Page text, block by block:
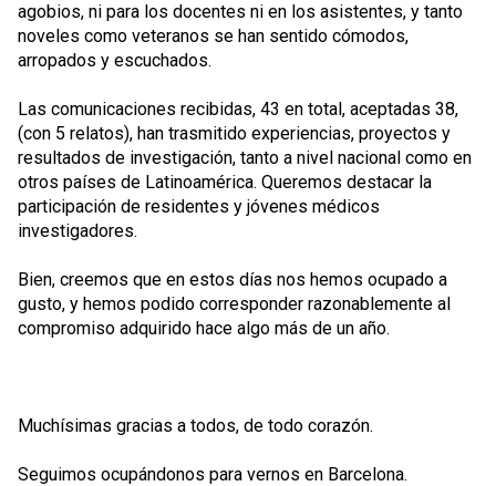
agobios, ni para los docentes ni en los asistentes, y tanto
noveles como veteranos se han sentido cómodos,
arropados y escuchados.
Las comunicaciones recibidas, 43 en total, aceptadas 38,
(con 5 relatos), han trasmitido experiencias, proyectos y
resultados de investigación, tanto a nivel nacional como en
otros países de Latinoamérica. Queremos destacar la
participación de residentes y jóvenes médicos
investigadores.
Bien, creemos que en estos días nos hemos ocupado a
gusto, y hemos podido corresponder razonablemente al
compromiso adquirido hace algo más de un año.
Muchísimas gracias a todos, de todo corazón.
Seguimos ocupándonos para vernos en Barcelona.